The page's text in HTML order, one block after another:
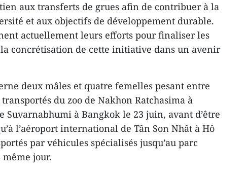
aux transferts de grues afin de contribuer à la
et aux objectifs de développement durable.
actuellement leurs efforts pour finaliser les
concrétisation de cette initiative dans un avenir
deux mâles et quatre femelles pesant entre
du zoo de Nakhon Ratchasima à
Suvarnabhumi à Bangkok le 23 juin, avant d’être
l’aéroport international de Tân Son Nhât à Hô
par véhicules spécialisés jusqu’au parc
jour.